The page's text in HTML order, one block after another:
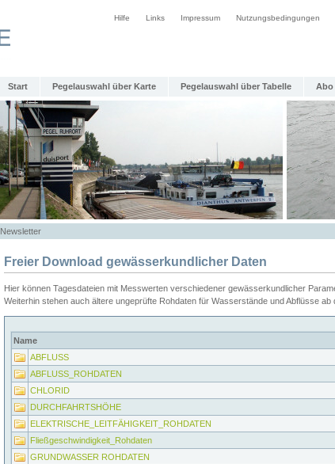
Hilfe Links Impressum Nutzungsbedingungen
Start Pegelauswahl über Karte Pegelauswahl über Tabelle Abo
Newsletter
Freier Download gewässerkundlicher Daten
Hier können Tagesdateien mit Messwerten verschiedener gewässerkundlicher
Weiterhin stehen auch ältere ungeprüfte Rohdaten für Wasserstände und Abflüsse ab
Name
ABFLUSS
ABFLUSS_ROHDATEN
CHLORID
DURCHFAHRTSHÖHE
ELEKTRISCHE_LEITFÄHIGKEIT_ROHDATEN
Fließgeschwindigkeit_Rohdaten
GRUNDWASSER ROHDATEN